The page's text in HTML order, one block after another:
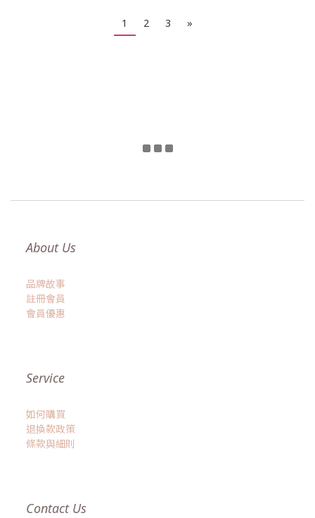
1 2 3 »
About Us
品牌故事
註冊會員
會員優惠
Service
如何購買
退換款政策
條款與細則
Contact Us